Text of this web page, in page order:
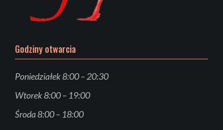
Godziny otwarcia
Poniedziałek 8:00 – 20:30
Wtorek 8:00 – 19:00
Środa 8:00 – 18:00